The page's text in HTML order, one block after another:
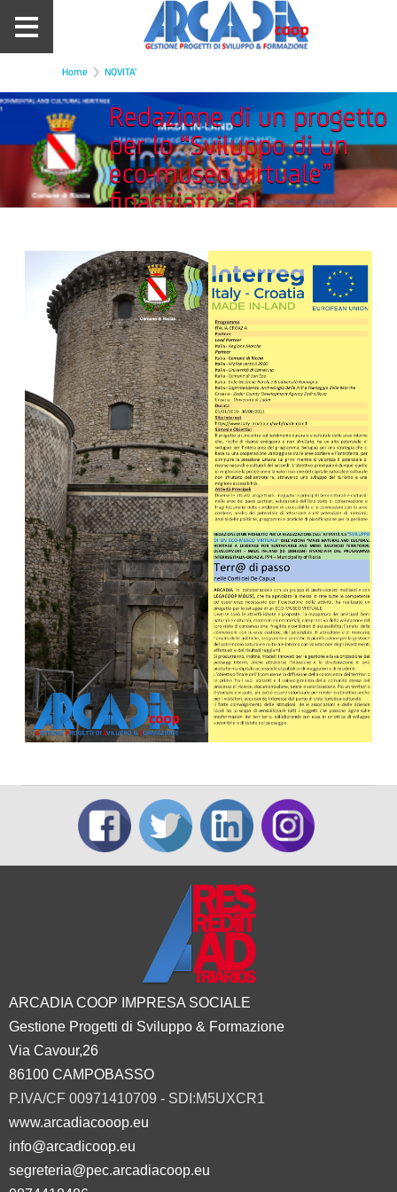
Home NOVITA'
Redazione di un progetto
per lo “Sviluppo di un
eco-museo virtuale”
finanziato dal
Italia-Croazia. Soggetto
Istituzionale di
riferimento Comune di
RICCIA (CB).
ARCADIA COOP IMPRESA SOCIALE
Gestione Progetti di Sviluppo & Formazione
Via Cavour,26
86100 CAMPOBASSO
P.IVA/CF 00971410709 - SDI:M5UXCR1
www.arcadiacooop.eu
info@arcadicoop.eu
segreteria@pec.arcadiacoop.eu